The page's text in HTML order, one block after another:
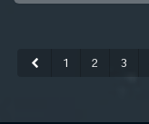
1 2 3